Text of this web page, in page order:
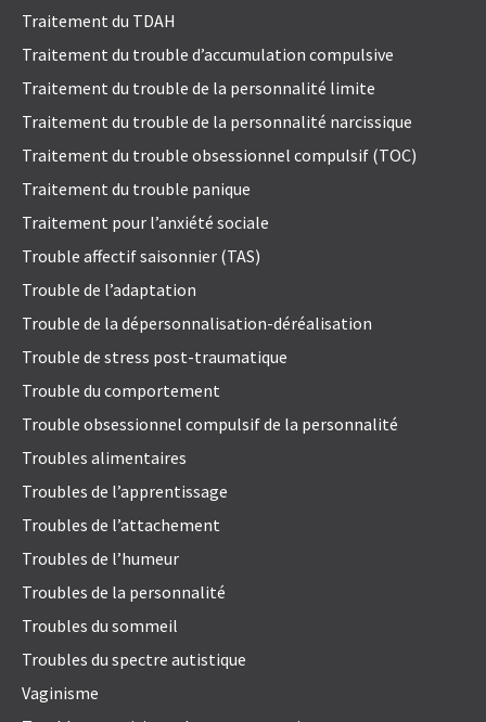
Traitement du TDAH
Traitement du trouble d’accumulation compulsive
Traitement du trouble de la personnalité limite
Traitement du trouble de la personnalité narcissique
Traitement du trouble obsessionnel compulsif (TOC)
Traitement du trouble panique
Traitement pour l’anxiété sociale
Trouble affectif saisonnier (TAS)
Trouble de l’adaptation
Trouble de la dépersonnalisation-déréalisation
Trouble de stress post-traumatique
Trouble du comportement
Trouble obsessionnel compulsif de la personnalité
Troubles alimentaires
Troubles de l’apprentissage
Troubles de l’attachement
Troubles de l’humeur
Troubles de la personnalité
Troubles du sommeil
Troubles du spectre autistique
Vaginisme